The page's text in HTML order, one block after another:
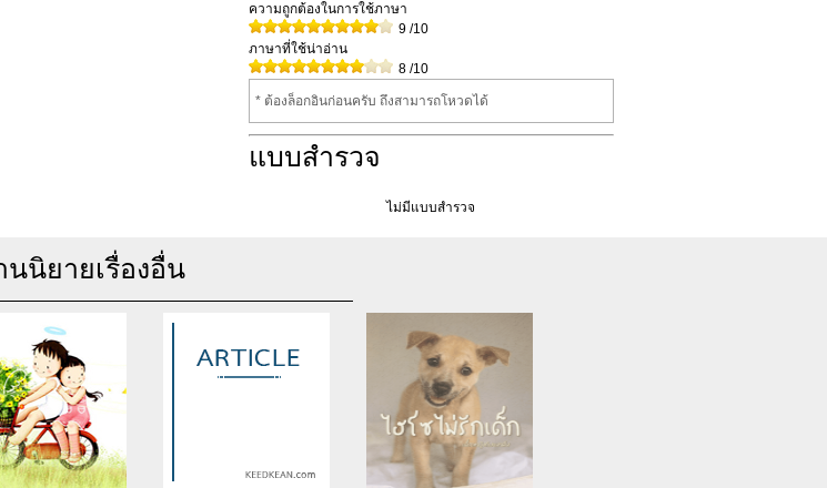
ความถูกต้องในการใช้ภาษา
9/10
ภาษาที่ใช้น่าอ่าน
8/10
* ต้องล็อกอินก่อนครับ ถึงสามารถโหวดได้
แบบสำรวจ
ไม่มีแบบสำรวจ
นนิยายเรื่องอื่น